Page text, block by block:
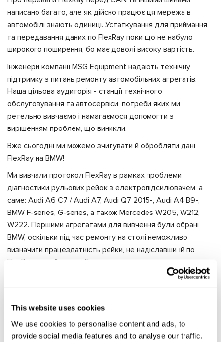
This website uses cookies
We use cookies to personalise content and ads, to
provide social media features and to analyse our traffic.
написано багато, але як дійсно працює ця мережа в
автомобілі знають одиниці. Устаткування для приймання
та передавання даних по FlexRay поки що не набуло
широкого поширення, бо має доволі високу вартість.
Інженери компанії MSG Еquipment надають технічну
підтримку з питань ремонту автомобільних агрегатів.
Наша цільова аудиторія - станції технічного
обслуговування та автосервіси, потреби яких ми
ретельно вивчаємо і намагаємося допомогти з
вирішенням проблем, що виникли.
Вже сьогодні ми можемо зчитувати й обробляти дані
FlexRay на BMW!
Ми вивчали протокол FlexRay в рамках проблеми
діагностики рульових рейок з електропідсилювачем, а
саме: Audi A6 C7 / Audi A7, Audi Q7 2015-, Audi A4 B9-,
BMW F-series, G-series, а також Mercedes W205, W212,
W222. Першими агрегатами для вивчення були обрані
BMW, оскільки під час ремонту на столі неможливо
визначити працездатність рейки, не надіславши їй по
FlexRay потрібні дані. Другим нашим кроком стала
діагностика і прошивка рейок Audi. На відміну від BMW, ці
пам'яті, навіть фізичне виправлення нічого не дасть: рейку
необхідно перепрошивати. Ми не зупиняємося на
досягнутому і далі плануємо робити рейки Mercedes.